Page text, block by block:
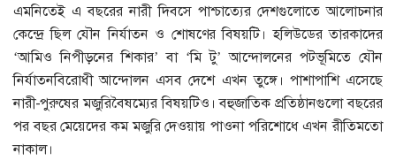
এমনিতেই এ বছরের নারী দিবসে পাশ্চাত্যের দেশগুলোতে আলোচনার
কেন্দ্রে ছিল যৌন নির্যাতন ও শোষণের বিষয়টি। হলিউডের তারকাদের
‘আমিও নিপীড়নের শিকার’ বা ‘মি টু’ আন্দোলনের পটভূমিতে যৌন
নির্যাতনবিরোধী আন্দোলন এসব দেশে এখন তুঙ্গে। পাশাপাশি এসেছে
নারী-পুরুষের মজুরিবৈষম্যের বিষয়টিও। বহুজাতিক প্রতিষ্ঠানগুলো বছরের
পর বছর মেয়েদের কম মজুরি দেওয়ায় পাওনা পরিশোধে এখন রীতিমতো
নাকাল।